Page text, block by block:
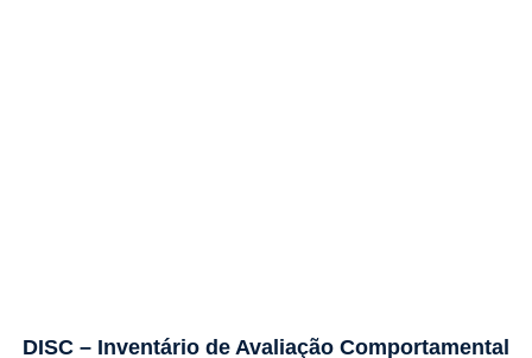
DISC – Inventário de Avaliação Comportamental